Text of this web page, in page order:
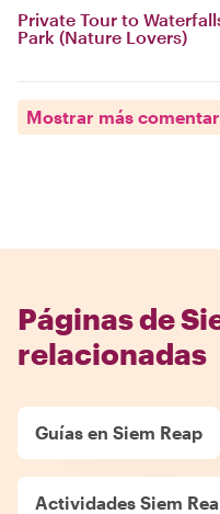
Private Tour to
Park (Nature Lovers)
Mostrar más
Páginas de
relacionadas
Guías en Siem Reap
Actividades Siem